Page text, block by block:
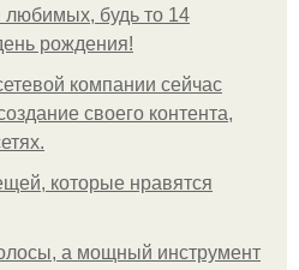
будь то 14
рождения!
компании сейчас
своего контента,
которые нравятся
а мощный инструмент